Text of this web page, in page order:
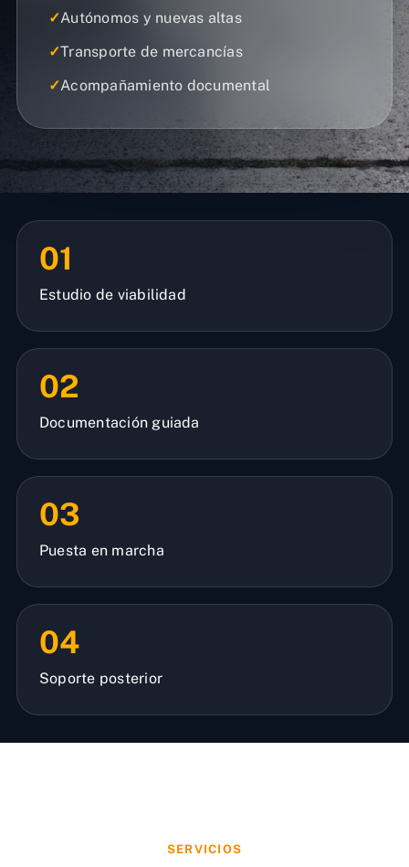
✓Autónomos y nuevas altas
✓Transporte de mercancías
✓Acompañamiento documental
01
Estudio de viabilidad
02
Documentación guiada
03
Puesta en marcha
04
Soporte posterior
SERVICIOS